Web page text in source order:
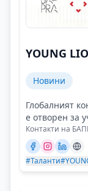
YOUNG
Новини
Глобалният
е отворен за
Контакти на
#Таланти